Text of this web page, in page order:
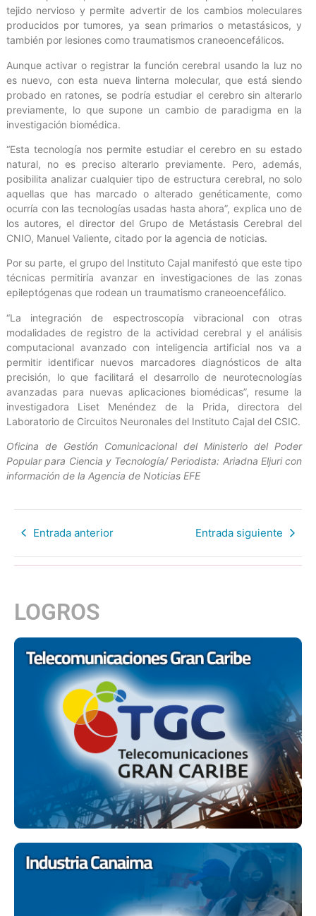
tejido nervioso y permite advertir de los cambios moleculares
producidos por tumores, ya sean primarios o metastásicos, y
también por lesiones como traumatismos craneoencefálicos.
Aunque activar o registrar la función cerebral usando la luz no
es nuevo, con esta nueva linterna molecular, que está siendo
probado en ratones, se podría estudiar el cerebro sin alterarlo
previamente, lo que supone un cambio de paradigma en la
investigación biomédica.
“Esta tecnología nos permite estudiar el cerebro en su estado
natural, no es preciso alterarlo previamente. Pero, además,
posibilita analizar cualquier tipo de estructura cerebral, no solo
aquellas que has marcado o alterado genéticamente, como
ocurría con las tecnologías usadas hasta ahora”, explica uno de
los autores, el director del Grupo de Metástasis Cerebral del
CNIO, Manuel Valiente, citado por la agencia de noticias.
Por su parte, el grupo del Instituto Cajal manifestó que este tipo
técnicas permitiría avanzar en investigaciones de las zonas
epileptógenas que rodean un traumatismo craneoencefálico.
“La integración de espectroscopía vibracional con otras
modalidades de registro de la actividad cerebral y el análisis
computacional avanzado con inteligencia artificial nos va a
permitir identificar nuevos marcadores diagnósticos de alta
precisión, lo que facilitará el desarrollo de neurotecnologías
avanzadas para nuevas aplicaciones biomédicas”, resume la
investigadora Liset Menéndez de la Prida, directora del
Laboratorio de Circuitos Neuronales del Instituto Cajal del CSIC.
Oficina de Gestión Comunicacional del Ministerio del Poder
Popular para Ciencia y Tecnología/ Periodista: Ariadna Eljuri con
información de la Agencia de Noticias EFE
Entrada anterior Entrada siguiente
LOGROS